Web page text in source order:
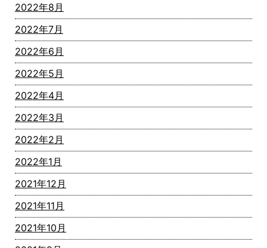
2022年8月
2022年7月
2022年6月
2022年5月
2022年4月
2022年3月
2022年2月
2022年1月
2021年12月
2021年11月
2021年10月